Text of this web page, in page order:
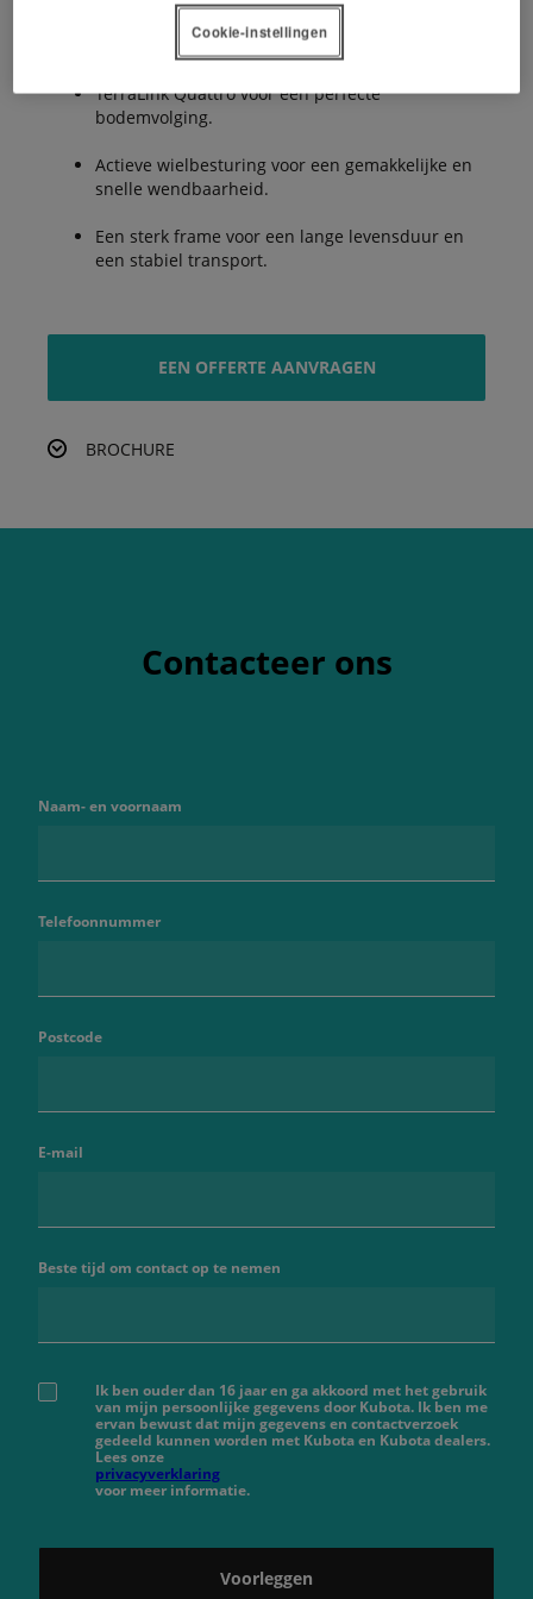
ProLine oliebad aandrijving.
TerraLink Quattro voor een perfecte
bodemvolging.
Actieve wielbesturing voor een gemakkelijke en
snelle wendbaarheid.
Een sterk frame voor een lange levensduur en
een stabiel transport.
EEN OFFERTE AANVRAGEN
BROCHURE
Contacteer ons
Naam- en voornaam
Telefoonnummer
Postcode
E-mail
Beste tijd om contact op te nemen
Ik ben ouder dan 16 jaar en ga akkoord met het gebruik
van mijn persoonlijke gegevens door Kubota. Ik ben me
ervan bewust dat mijn gegevens en contactverzoek
gedeeld kunnen worden met Kubota en Kubota dealers.
Lees onze
privacyverklaring
voor meer informatie.
Voorleggen
Cookie-instellingen